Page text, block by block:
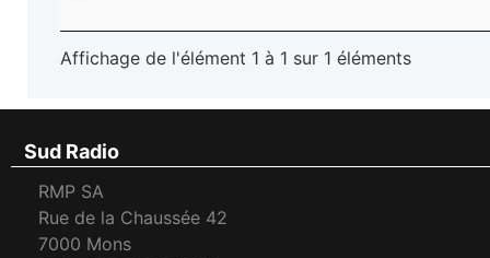
Affichage de l'élément 1 à 1 sur 1 éléments
Sud Radio
RMP SA
Rue de la Chaussée 42
7000 Mons